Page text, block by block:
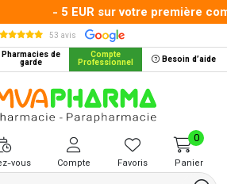
- 5 EUR sur votre première
53 avis
Pharmacies de
garde
Compte
Professionnel Besoin d’aide
MVA Pharma Votre pharmacie
vous Compte Favoris Panier
0